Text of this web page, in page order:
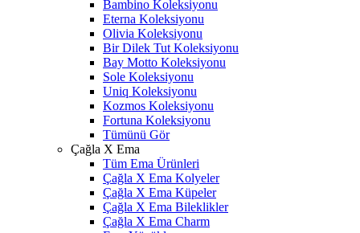
Bambino Koleksiyonu
Eterna Koleksiyonu
Olivia Koleksiyonu
Bir Dilek Tut Koleksiyonu
Bay Motto Koleksiyonu
Sole Koleksiyonu
Uniq Koleksiyonu
Kozmos Koleksiyonu
Fortuna Koleksiyonu
Tümünü Gör
Çağla X Ema
Tüm Ema Ürünleri
Çağla X Ema Kolyeler
Çağla X Ema Küpeler
Çağla X Ema Bileklikler
Çağla X Ema Charm